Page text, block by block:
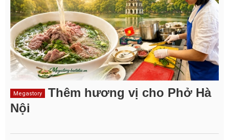
Megastory
Thêm hương vị cho Phở Hà
Nội